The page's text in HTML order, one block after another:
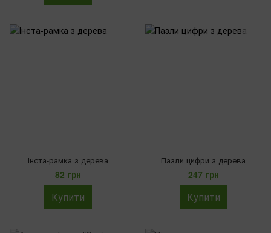
Інста-рамка з дерева
82 грн
Купити
Пазли цифри з дерева
247 грн
Купити